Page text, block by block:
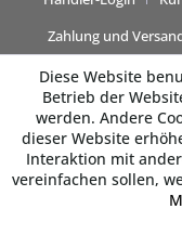
Zahlung und
Diese Website
Betrieb der
werden. Andere
dieser Website
Interaktion mit
vereinfachen sollen,